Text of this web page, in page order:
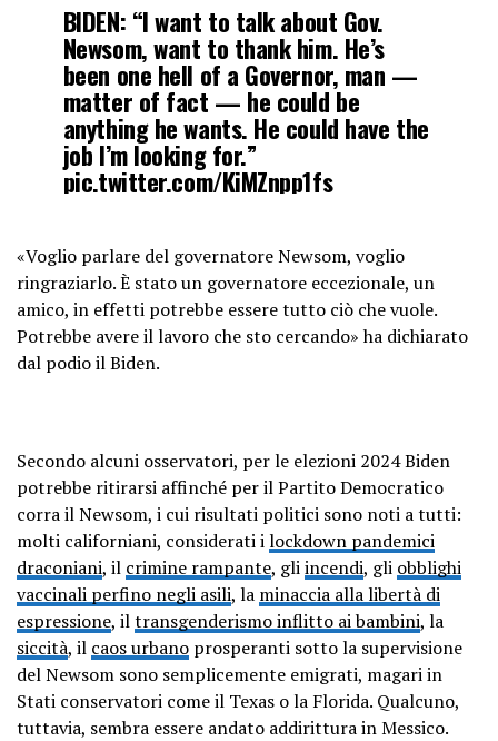
BIDEN: “I want to talk about Gov.
Newsom, want to thank him. He’s
been one hell of a Governor, man —
matter of fact — he could be
anything he wants. He could have the
job I’m looking for.”
pic.twitter.com/KiMZnpp1fs
— Breaking911 (@Breaking911)
November 16, 2023
«Voglio parlare del governatore Newsom, voglio
ringraziarlo. È stato un governatore eccezionale, un
amico, in effetti potrebbe essere tutto ciò che vuole.
Potrebbe avere il lavoro che sto cercando» ha dichiarato
dal podio il Biden.
Secondo alcuni osservatori, per le elezioni 2024 Biden
potrebbe ritirarsi affinché per il Partito Democratico
corra il Newsom, i cui risultati politici sono noti a tutti:
molti californiani, considerati ilockdown pandemici
draconiani, il crimine rampante, gliincendi, gli obblighi
vaccinali perfino negli asili, la minaccia alla libertà di
espressione, iltransgenderismo inflitto ai bambini, la
siccità, il caos urbano prosperanti sotto la supervisione
del Newsom sono semplicemente emigrati, magari in
Stati conservatori come il Texas o la Florida. Qualcuno,
tuttavia, sembra essere andato addirittura in Messico.